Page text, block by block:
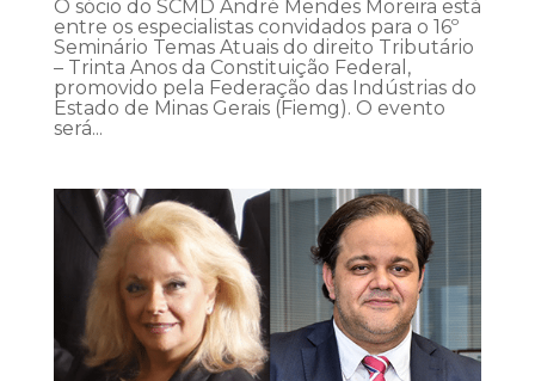
O sócio do SCMD André Mendes Moreira está
entre os especialistas convidados para o 16º
Seminário Temas Atuais do direito Tributário
– Trinta Anos da Constituição Federal,
promovido pela Federação das Indústrias do
Estado de Minas Gerais (Fiemg). O evento
será...